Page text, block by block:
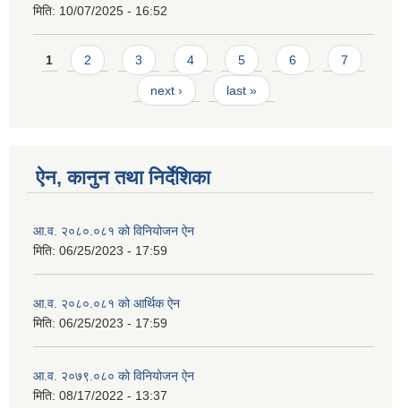
मिति: 10/07/2025 - 16:52
Pages
1 2 3 4 5 6 7
next › last »
ऐन, कानुन तथा निर्देशिका
आ.व. २०८०.०८१ को विनियोजन ऐन
मिति: 06/25/2023 - 17:59
आ.व. २०८०.०८१ को आर्थिक ऐन
मिति: 06/25/2023 - 17:59
आ.व. २०७९.०८० को विनियोजन ऐन
मिति: 08/17/2022 - 13:37